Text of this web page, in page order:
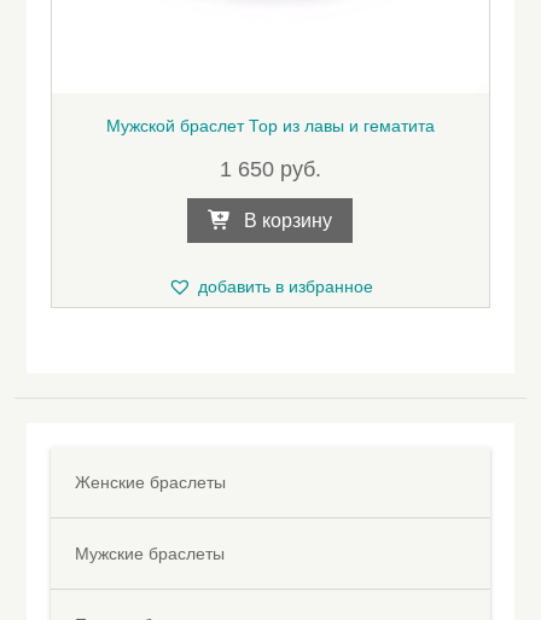
Мужской браслет Тор из лавы и гематита
1 650 руб.
В корзину
добавить в избранное
Женские браслеты
Мужские браслеты